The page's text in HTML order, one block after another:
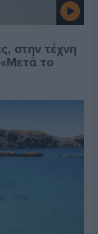
στην τέχνη
το